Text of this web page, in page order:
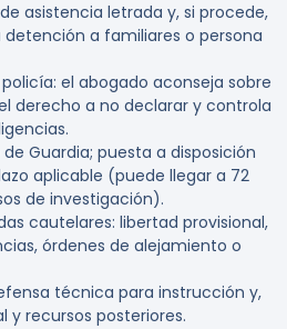
asistencia letrada y, si procede,
a familiares o persona
el abogado aconseja sobre
derecho a no declarar y controla
Guardia; puesta a disposición
aplicable (puede llegar a 72
de investigación).
cautelares: libertad provisional,
órdenes de alejamiento o
técnica para instrucción y,
y recursos posteriores.